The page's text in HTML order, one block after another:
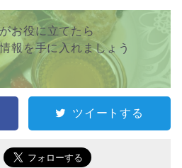
お役に立てたら
報を手に入れましょう
ツイートする